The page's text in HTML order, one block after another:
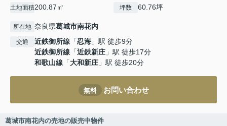
土地面積200.87㎡ 坪数 60.76坪
所在地 奈良県葛城市南花内
交通 近鉄御所線 「忍海 」駅 徒歩9分
近鉄御所線 「近鉄新庄 」駅 徒歩17分
和歌山線 「大和新庄 」駅 徒歩20分
無料 お問い合わせ
葛城市南花内の売地の販売中物件